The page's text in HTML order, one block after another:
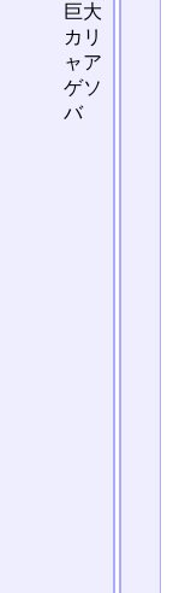
巨大
カリ
ャア
ゲソ
バ